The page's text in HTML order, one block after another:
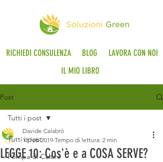
RICHIEDI CONSULENZA BLOG
LAVORA CON NOI
IL MIO LIBRO
Post
Tutti i post
Pompa di Calore
Tutti i post
LEGGE 10: Cos'è e a COSA SERVE?
Davide Calabrò
18 feb 2019 Tempo di lettura: 2 min